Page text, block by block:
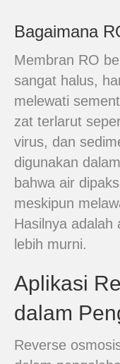
Bagaimana
Membran RO
sangat halus,
melewati
zat terlarut
virus, dan
digunakan
bahwa air
meskipun
Hasilnya adalah
lebih murni.
Aplikasi
dalam
Reverse